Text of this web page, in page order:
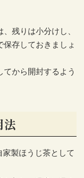
残りは小分けし、
存しておきましょ
から開封するよう
法
製ほうじ茶として